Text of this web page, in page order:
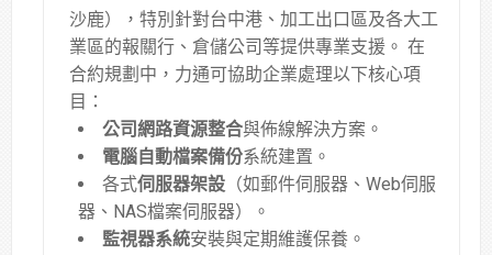
沙鹿），特別針對台中港、加工出口區及各大工
業區的報關行、倉儲公司等提供專業支援 。 在
合約規劃中，力通可協助企業處理以下核心項
目：
公司網路資源整合與佈線解決方案 。
電腦自動檔案備份系統建置 。
各式伺服器架設 （如郵件伺服器、Web伺服
器、NAS檔案伺服器）
。
監視器系統安裝與定期維護保養 。